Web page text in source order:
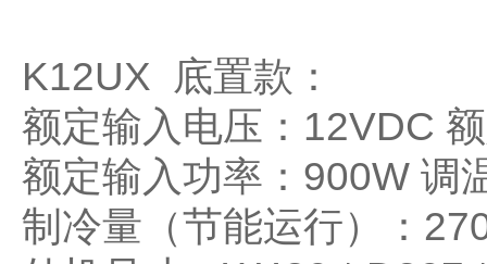
K12UX 底置款：
额定输入电压：12VDC
额定输入功率：900W 调
制冷量（节能运行）：